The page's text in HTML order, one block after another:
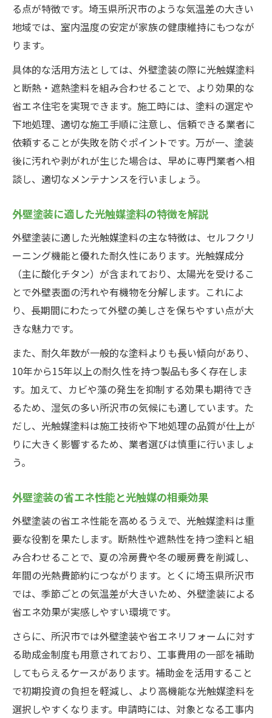
る点が特徴です。埼玉県所沢市のような気温差の大きい
地域では、室内温度の安定が家族の健康維持にもつなが
ります。
具体的な活用方法としては、外壁塗装の際に光触媒塗料
と断熱・遮熱塗料を組み合わせることで、より効果的な
省エネ住宅を実現できます。施工時には、塗料の選定や
下地処理、適切な施工手順に注意し、信頼できる業者に
依頼することが失敗を防ぐポイントです。万が一、塗装
後に汚れや剥がれが生じた場合は、早めに専門業者へ相
談し、適切なメンテナンスを行いましょう。
外壁塗装に適した光触媒塗料の特徴を解説
外壁塗装に適した光触媒塗料の主な特徴は、セルフクリ
ーニング機能と優れた耐久性にあります。光触媒成分
（主に酸化チタン）が含まれており、太陽光を受けるこ
とで外壁表面の汚れや有機物を分解します。これによ
り、長期間にわたって外壁の美しさを保ちやすい点が大
きな魅力です。
また、耐久年数が一般的な塗料よりも長い傾向があり、
10年から15年以上の耐久性を持つ製品も多く存在しま
す。加えて、カビや藻の発生を抑制する効果も期待でき
るため、湿気の多い所沢市の気候にも適しています。た
だし、光触媒塗料は施工技術や下地処理の品質が仕上が
りに大きく影響するため、業者選びは慎重に行いましょ
う。
外壁塗装の省エネ性能と光触媒の相乗効果
外壁塗装の省エネ性能を高めるうえで、光触媒塗料は重
要な役割を果たします。断熱性や遮熱性を持つ塗料と組
み合わせることで、夏の冷房費や冬の暖房費を削減し、
年間の光熱費節約につながります。とくに埼玉県所沢市
では、季節ごとの気温差が大きいため、外壁塗装による
省エネ効果が実感しやすい環境です。
さらに、所沢市では外壁塗装や省エネリフォームに対す
る助成金制度も用意されており、工事費用の一部を補助
してもらえるケースがあります。補助金を活用すること
で初期投資の負担を軽減し、より高機能な光触媒塗料を
選択しやすくなります。申請時には、対象となる工事内